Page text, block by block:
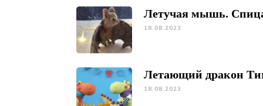
Летучая мышь.
18.08.2023
Летающий дракон
18.08.2023